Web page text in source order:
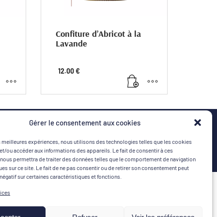
Gérer le consentement aux cookies
meilleures expériences, nous utilisons des technologies telles que les cookies
ou accéder aux informations des appareils. Le fait de consentir à ces
permettra de traiter des données telles que le comportement de navigation
sur ce site. Le fait de ne pas consentir ou de retirer son consentement peut
sur certaines caractéristiques et fonctions.
au
Confiture d’Abricot à la
Lavande
à la lavande.
Une confiture
avec des abricots de
et de la lavande du domaine de Leos.
12.00€
MON COMPTE
Connexion | Créer un compte